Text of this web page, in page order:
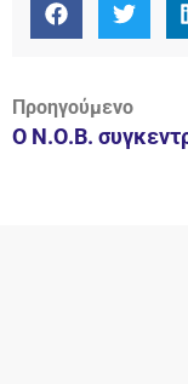
Προηγούμενο